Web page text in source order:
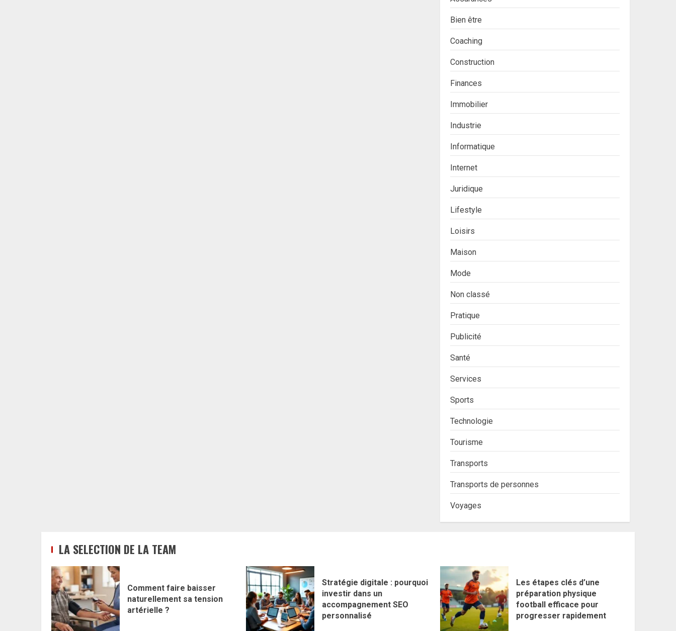
Bien être
Coaching
Construction
Finances
Immobilier
Industrie
Informatique
Internet
Juridique
Lifestyle
Loisirs
Maison
Mode
Non classé
Pratique
Publicité
Santé
Services
Sports
Technologie
Tourisme
Transports
Transports de personnes
Voyages
LA SELECTION DE LA TEAM
Comment faire baisser
naturellement sa tension
artérielle ?
Stratégie digitale : pourquoi
investir dans un
accompagnement SEO
personnalisé
Les étapes clés d’une
préparation physique
football efficace pour
progresser rapidement